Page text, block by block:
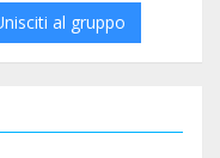
al gruppo